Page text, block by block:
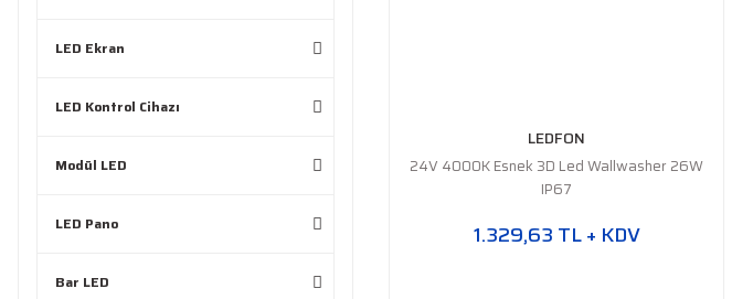
LED Ekran
LED Kontrol Cihazı
Modül LED
LED Pano
Bar LED
LEDFON
24V 4000K Esnek 3D Led Wallwasher 26W
IP67
1.329,63 TL + KDV